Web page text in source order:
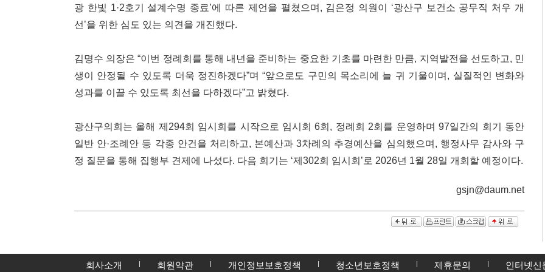
광 한빛 1·2호기 설계수명 종료’에 따른 제언을 펼쳤으며, 김은정 의원이 ‘광산구 보건소 공무직 처우 개
선’을 위한 심도 있는 의견을 개진했다.
김명수 의장은 “이번 정례회를 통해 내년을 준비하는 중요한 기초를 마련한 만큼, 지역발전을 선도하고, 민
생이 안정될 수 있도록 더욱 정진하겠다”며 “앞으로도 구민의 목소리에 늘 귀 기울이며, 실질적인 변화와
성과를 이끌 수 있도록 최선을 다하겠다”고 밝혔다.
광산구의회는 올해 제294회 임시회를 시작으로 임시회 6회, 정례회 2회를 운영하며 97일간의 회기 동안
일반 안·조례안 등 각종 안건을 처리하고, 본예산과 3차례의 추경예산을 심의했으며, 행정사무 감사와 구
정 질문을 통해 집행부 견제에 나섰다. 다음 회기는 ‘제302회 임시회’로 2026년 1월 28일 개회할 예정이다.
gsjn@daum.net
회사소개 회원약관 개인정보보호정책 청소년보호정책 제휴문의 인터넷신